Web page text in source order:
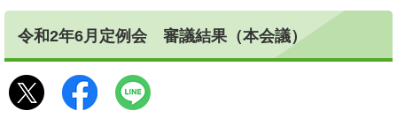
令和2年6月定例会 審議結果（本会議）